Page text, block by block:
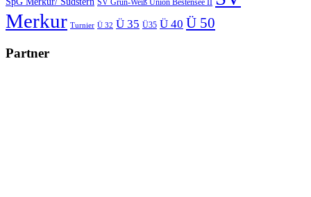
SV Grün-Weiß Union Bestensee II
Merkur Turnier Ü 32 Ü 35 Ü35 Ü 40 Ü 50
Partner